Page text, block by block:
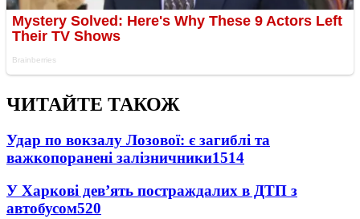
ЧИТАЙТЕ ТАКОЖ
Удар по вокзалу Лозової: є загиблі та
важкопоранені залізничники1514
У Харкові дев’ять постраждалих в ДТП з
автобусом520